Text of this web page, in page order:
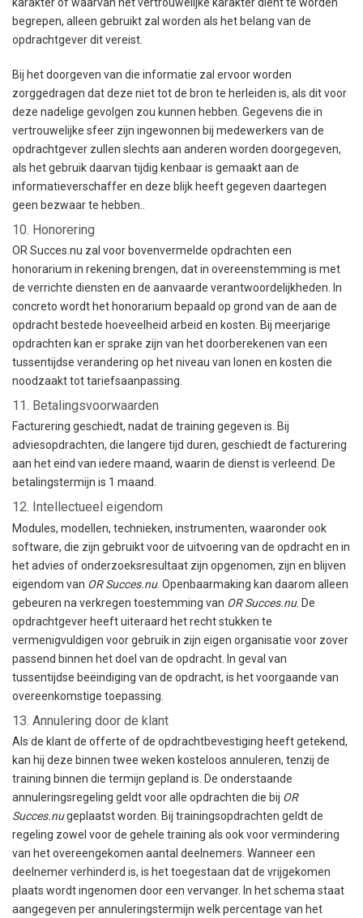
begrepen, alleen gebruikt zal worden als het belang van de
opdrachtgever dit vereist.
Bij het doorgeven van die informatie zal ervoor worden
zorggedragen dat deze niet tot de bron te herleiden is, als dit voor
deze nadelige gevolgen zou kunnen hebben. Gegevens die in
vertrouwelijke sfeer zijn ingewonnen bij medewerkers van de
opdrachtgever zullen slechts aan anderen worden doorgegeven,
als het gebruik daarvan tijdig kenbaar is gemaakt aan de
informatieverschaffer en deze blijk heeft gegeven daartegen
geen bezwaar te hebben..
10. Honorering
OR Succes.nu zal voor bovenvermelde opdrachten een
honorarium in rekening brengen, dat in overeenstemming is met
de verrichte diensten en de aanvaarde verantwoordelijkheden. In
concreto wordt het honorarium bepaald op grond van de aan de
opdracht bestede hoeveelheid arbeid en kosten. Bij meerjarige
opdrachten kan er sprake zijn van het doorberekenen van een
tussentijdse verandering op het niveau van lonen en kosten die
noodzaakt tot tariefsaanpassing.
11. Betalingsvoorwaarden
Facturering geschiedt, nadat de training gegeven is. Bij
adviesopdrachten, die langere tijd duren, geschiedt de facturering
aan het eind van iedere maand, waarin de dienst is verleend. De
betalingstermijn is 1 maand.
12. Intellectueel eigendom
Modules, modellen, technieken, instrumenten, waaronder ook
software, die zijn gebruikt voor de uitvoering van de opdracht en in
het advies of onderzoeksresultaat zijn opgenomen, zijn en blijven
eigendom van OR Succes.nu. Openbaarmaking kan daarom alleen
gebeuren na verkregen toestemming van OR Succes.nu. De
opdrachtgever heeft uiteraard het recht stukken te
vermenigvuldigen voor gebruik in zijn eigen organisatie voor zover
passend binnen het doel van de opdracht. In geval van
tussentijdse beëindiging van de opdracht, is het voorgaande van
overeenkomstige toepassing.
13. Annulering door de klant
Als de klant de offerte of de opdrachtbevestiging heeft getekend,
kan hij deze binnen twee weken kosteloos annuleren, tenzij de
training binnen die termijn gepland is. De onderstaande
annuleringsregeling geldt voor alle opdrachten die bij OR
Succes.nugeplaatst worden. Bij trainingsopdrachten geldt de
regeling zowel voor de gehele training als ook voor vermindering
van het overeengekomen aantal deelnemers. Wanneer een
deelnemer verhinderd is, is het toegestaan dat de vrijgekomen
plaats wordt ingenomen door een vervanger. In het schema staat
aangegeven per annuleringstermijn welk percentage van het